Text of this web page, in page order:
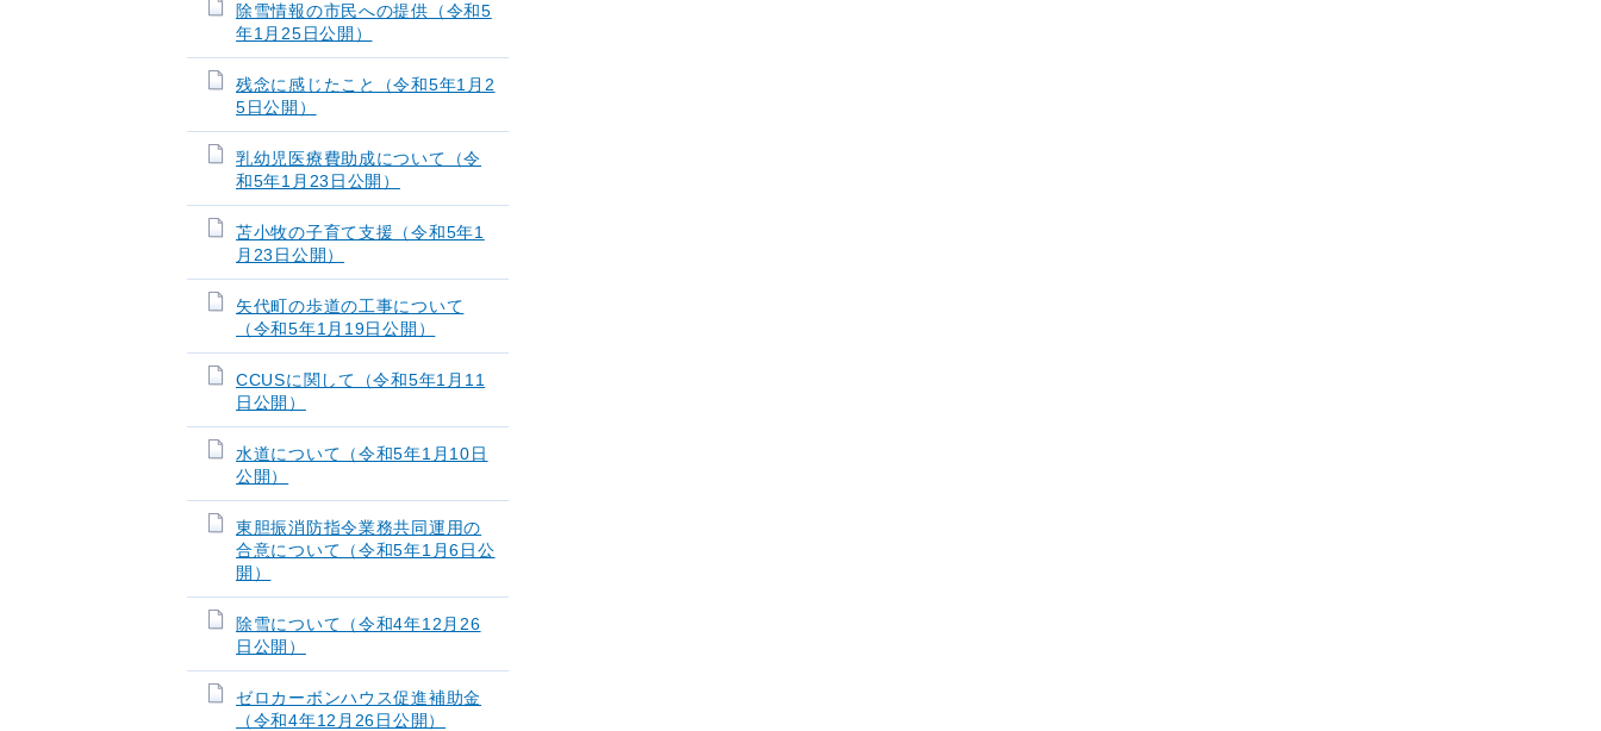
除雪情報の市民への提供（令和5
年1月25日公開）
残念に感じたこと（令和5年1月2
5日公開）
乳幼児医療費助成について（令
和5年1月23日公開）
苫小牧の子育て支援（令和5年1
月23日公開）
矢代町の歩道の工事について
（令和5年1月19日公開）
CCUSに関して（令和5年1月11
日公開）
水道について（令和5年1月10日
公開）
東胆振消防指令業務共同運用の
合意について（令和5年1月6日公
開）
除雪について（令和4年12月26
日公開）
ゼロカーボンハウス促進補助金
（令和4年12月26日公開）